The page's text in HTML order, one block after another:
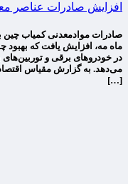
افزایش صادرات عناصر
صادرات موادمعدنی کمیاب چین
ماه مه، افزایش یافت که بهبود
در خودروهای برقی و
می‌دهد. به گزارش مقیاس
[…]